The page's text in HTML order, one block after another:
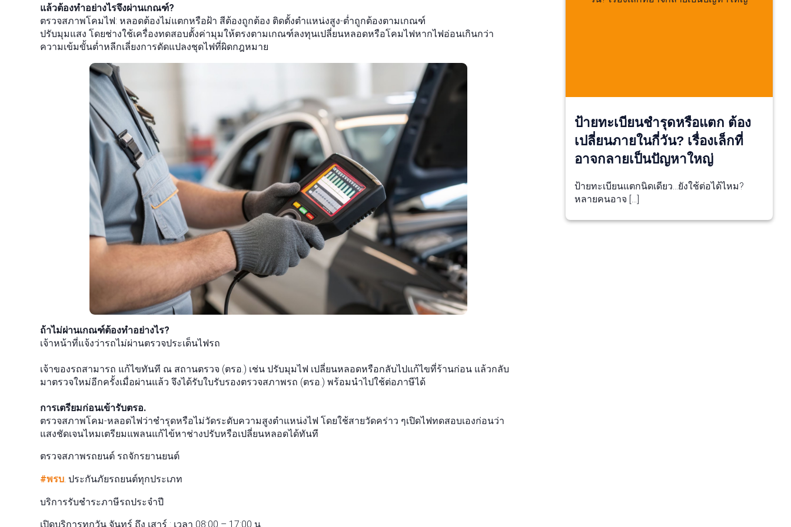
แล้วต้องทำอย่างไรจึงผ่านเกณฑ์?
ตรวจสภาพโคมไฟ: หลอดต้องไม่แตกหรือฝ้า สีต้องถูกต้อง ติดตั้งตำแหน่งสูง-ต่ำถูกต้องตามเกณฑ์
ปรับมุมแสง โดยช่างใช้เครื่องทดสอบตั้งค่ามุมให้ตรงตามเกณฑ์ลงทุนเปลี่ยนหลอดหรือโคมไฟหากไฟอ่อนเกินกว่า
ความเข้มขั้นต่ำหลีกเลี่ยงการดัดแปลงชุดไฟที่ผิดกฎหมาย
ถ้าไม่ผ่านเกณฑ์ต้องทำอย่างไร?
เจ้าหน้าที่แจ้งว่ารถไม่ผ่านตรวจประเด็นไฟรถ
เจ้าของรถสามารถ แก้ไขทันที ณ สถานตรวจ (ตรอ.) เช่น ปรับมุมไฟ เปลี่ยนหลอดหรือกลับไปแก้ไขที่ร้านก่อน แล้วกลับ
มาตรวจใหม่อีกครั้งเมื่อผ่านแล้ว จึงได้รับใบรับรองตรวจสภาพรถ (ตรอ.) พร้อมนำไปใช้ต่อภาษีได้
การเตรียมก่อนเข้ารับตรอ.
ตรวจสภาพโคม-หลอดไฟว่าชำรุดหรือไม่วัดระดับความสูงตำแหน่งไฟ โดยใช้สายวัดคร่าว ๆเปิดไฟทดสอบเองก่อนว่า
แสงชัดเจนไหมเตรียมแพลนแก้ไข้หาช่างปรับหรือเปลี่ยนหลอดได้ทันที
ตรวจสภาพรถยนต์ รถจักรยานยนต์
#พรบ. ประกันภัยรถยนต์ทุกประเภท
บริการรับชำระภาษีรถประจำปี
เปิดบริการทุกวัน จันทร์ ถึง เสาร์ : เวลา 08:00 – 17:00 น.
ป้ายทะเบียนชำรุดหรือแตก ต้อง
เปลี่ยนภายในกี่วัน? เรื่องเล็กที่
อาจกลายเป็นปัญหาใหญ่
ป้ายทะเบียนแตกนิดเดียว…ยังใช้ต่อได้ไหม?
หลายคนอาจ […]